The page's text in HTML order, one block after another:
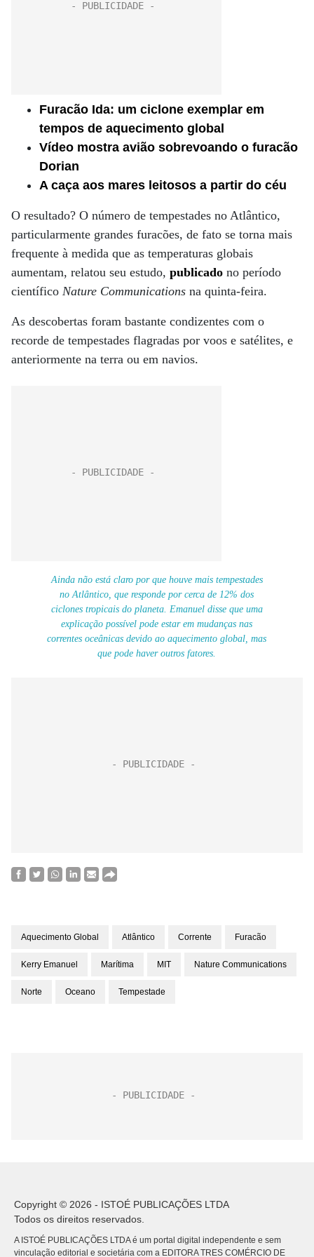
Furacão Ida: um ciclone exemplar em
tempos de aquecimento global
Vídeo mostra avião sobrevoando o furacão
Dorian
A caça aos mares leitosos a partir do céu
O resultado? O número de tempestades no Atlântico,
particularmente grandes furacões, de fato se torna mais
frequente à medida que as temperaturas globais
aumentam, relatou seu estudo, publicado no período
científico Nature Communications na quinta-feira.
As descobertas foram bastante condizentes com o
recorde de tempestades flagradas por voos e satélites, e
anteriormente na terra ou em navios.
Ainda não está claro por que houve mais tempestades
no Atlântico, que responde por cerca de 12% dos
ciclones tropicais do planeta. Emanuel disse que uma
explicação possível pode estar em mudanças nas
correntes oceânicas devido ao aquecimento global, mas
que pode haver outros fatores.
Aquecimento Global Atlântico Corrente Furacão
Kerry Emanuel Marítima MIT Nature Communications
Norte Oceano Tempestade
Copyright © 2026 - ISTOÉ PUBLICAÇÕES LTDA
Todos os direitos reservados.
A ISTOÉ PUBLICAÇÕES LTDA é um portal digital independente e sem
vinculação editorial e societária com a EDITORA TRES COMÉRCIO DE